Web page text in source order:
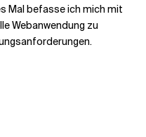
Mal befasse ich mich mit
Webanwendung zu